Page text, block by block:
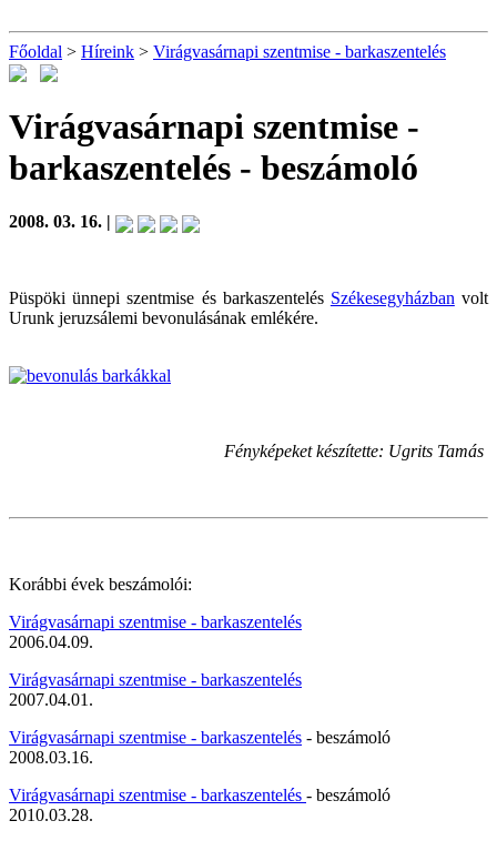
Főoldal > Híreink > Virágvasárnapi szentmise - barkaszentelés
Virágvasárnapi szentmise -
barkaszentelés - beszámoló
2008. 03. 16. |
Püspöki ünnepi szentmise és barkaszentelés Székesegyházban volt
Urunk jeruzsálemi bevonulásának emlékére.
Fényképeket készítette: Ugrits Tamás
Korábbi évek beszámolói:
Virágvasárnapi szentmise - barkaszentelés
2006.04.09.
Virágvasárnapi szentmise - barkaszentelés
2007.04.01.
Virágvasárnapi szentmise - barkaszentelés - beszámoló
2008.03.16.
Virágvasárnapi szentmise - barkaszentelés - beszámoló
2010.03.28.